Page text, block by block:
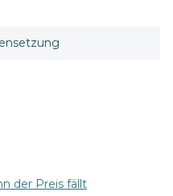
der Preis fällt